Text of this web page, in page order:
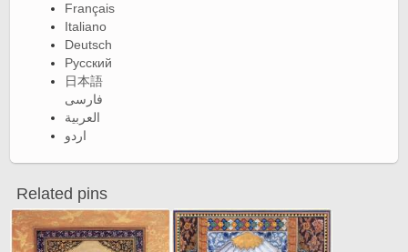
Français
Italiano
Deutsch
Русский
日本語
فارسی
العربية
اردو
Related pins